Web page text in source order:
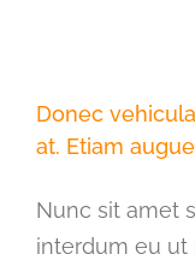
Donec
at. Etiam
Nunc sit amet
interdum eu ut